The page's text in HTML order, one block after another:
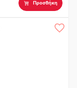
Προσθήκη